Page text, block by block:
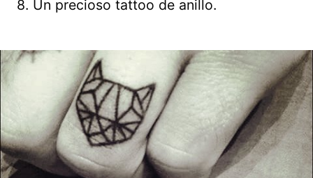
8. Un precioso tattoo de anillo.